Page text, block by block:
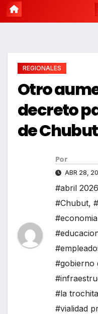
REGIONALES
Otro
decreto
de Chubut
Por
ABR 28,
#abril 2026
#Chubut,
#gobierno
#la trochita
#vialidad